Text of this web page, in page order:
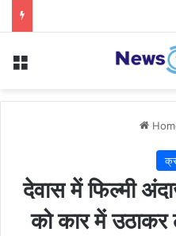
Menu
देवास में फिल्मी
को कार में